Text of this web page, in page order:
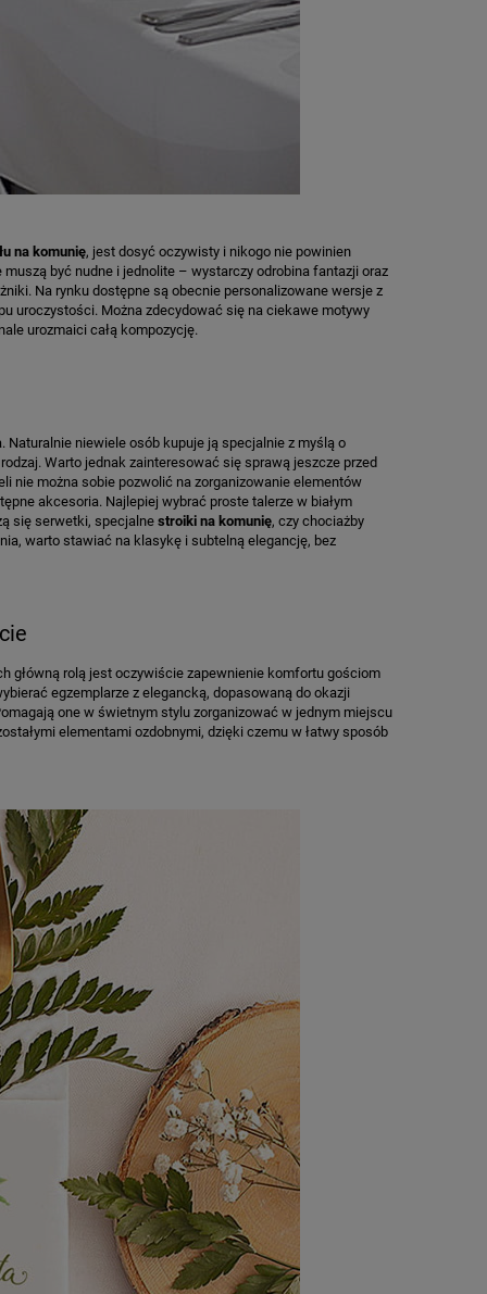
na komunię, jest dosyć oczywisty i nikogo nie powinien
być nudne i jednolite – wystarczy odrobina fantazji oraz
Na rynku dostępne są obecnie personalizowane wersje z
uroczystości. Można zdecydować się na ciekawe motywy
urozmaici całą kompozycję.
niewiele osób kupuje ją specjalnie z myślą o
Warto jednak zainteresować się sprawą jeszcze przed
nie można sobie pozwolić na zorganizowanie elementów
akcesoria. Najlepiej wybrać proste talerze w białym
się serwetki, specjalne stroiki na komunię, czy chociażby
warto stawiać na klasykę i subtelną elegancję, bez
główną rolą jest oczywiście zapewnienie komfortu gościom
egzemplarze z elegancką, dopasowaną do okazji
one w świetnym stylu zorganizować w jednym miejscu
elementami ozdobnymi, dzięki czemu w łatwy sposób